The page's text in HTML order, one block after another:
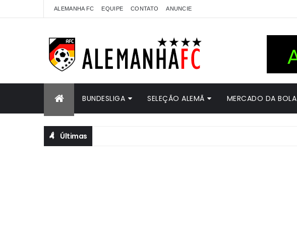
ALEMANHA FC EQUIPE CONTATO ANUNCIE
BUNDESLIGA SELEÇÃO ALEMÃ MERCADO DA BOLA
Últimas